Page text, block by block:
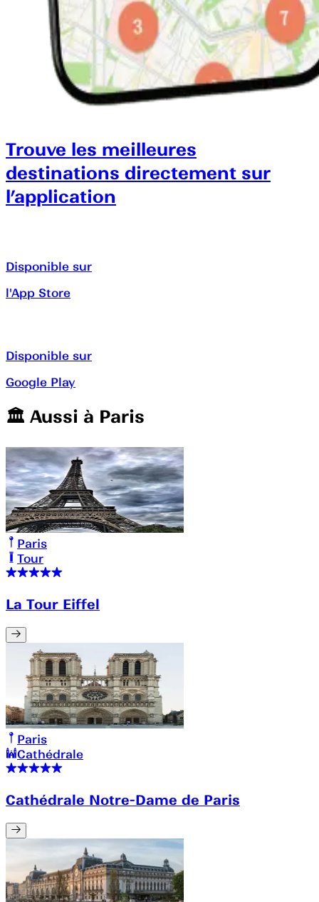
Trouve les meilleures
destinations directement sur
l’application
Disponible sur
l'App Store
Disponible sur
Google Play
🏛️️ Aussi à Paris
Paris
Tour
La Tour Eiffel
Paris
Cathédrale
Cathédrale Notre-Dame de Paris